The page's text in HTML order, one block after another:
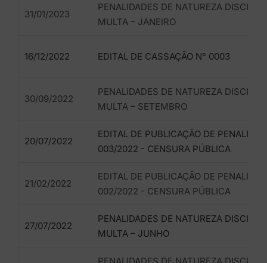
31/01/2023
PENALIDADES DE NATUREZA
MULTA – JANEIRO
16/12/2022 EDITAL DE CASSAÇÃO N° 0003
30/09/2022
PENALIDADES DE NATUREZA
MULTA – SETEMBRO
20/07/2022
EDITAL DE PUBLICAÇÃO DE
003/2022 - CENSURA PÚBLICA
21/02/2022
EDITAL DE PUBLICAÇÃO DE
002/2022 - CENSURA PÚBLICA
27/07/2022
PENALIDADES DE NATUREZA
MULTA – JUNHO